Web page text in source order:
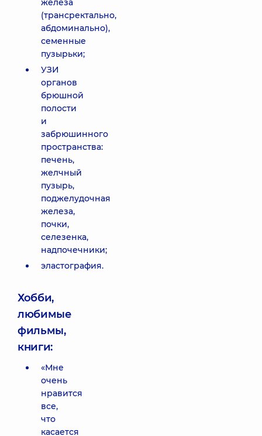
железа
(трансректально,
абдоминально),
семенные
пузырьки;
УЗИ
органов
брюшной
полости
и
забрюшинного
пространства:
печень,
желчный
пузырь,
поджелудочная
железа,
почки,
селезенка,
надпочечники;
эластография.
Хобби,
любимые
фильмы,
книги:
«Мне
очень
нравится
все,
что
касается